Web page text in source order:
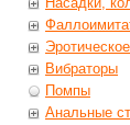
Вибраторы
Помпы
Анальные